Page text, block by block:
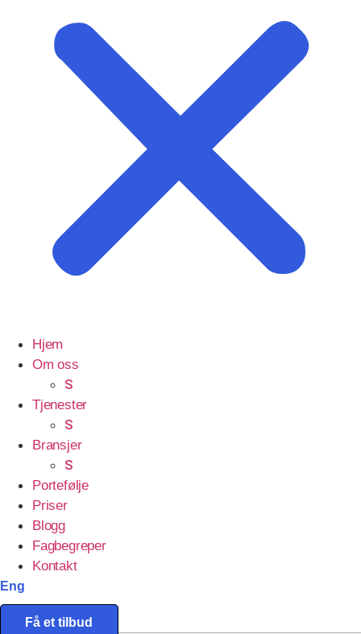
Hjem
Om oss
S
Tjenester
S
Bransjer
S
Portefølje
Priser
Blogg
Fagbegreper
Kontakt
Eng
Få et tilbud